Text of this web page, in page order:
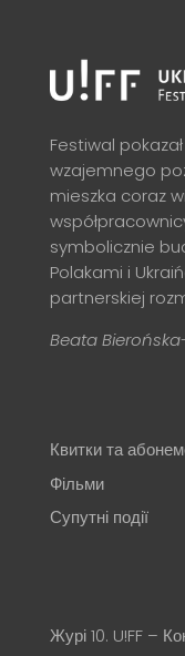
Festiwal
wzajemnego
mieszka coraz
symbolicznie
Polakami i
partnerskiej
Beata
Квитки та
Фільми
Супутні події
Журі 10. U!FF –